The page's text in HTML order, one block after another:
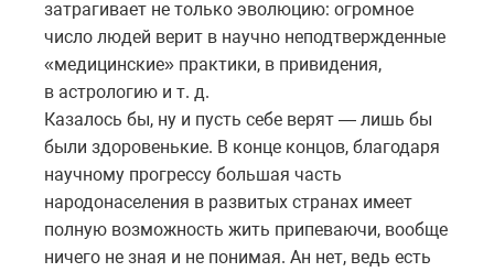
затрагивает не только эволюцию: огромное
число людей верит в научно неподтвержденные
«медицинские» практики, в привидения,
в астрологию и т. д.
Казалось бы, ну и пусть себе верят — лишь бы
были здоровенькие. В конце концов, благодаря
научному прогрессу большая часть
народонаселения в развитых странах имеет
полную возможность жить припеваючи, вообще
ничего не зная и не понимая. Ан нет, ведь есть